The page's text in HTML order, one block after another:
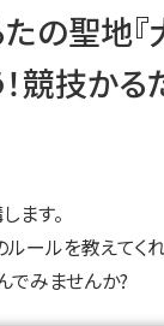
の聖地
競技かる
ます。
ールを教えてくれ
でみませんか?